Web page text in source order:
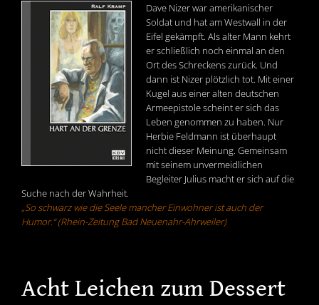
Dave Nizer war amerikanischer
Soldat und hat am Westwall in der
Eifel gekämpft. Als alter Mann kehrt
er schließlich noch einmal an den
Ort des Schreckens zurück. Und
dann ist Nizer plötzlich tot. Mit einer
Kugel aus einer alten deutschen
Armeepistole scheint er sich das
Leben genommen zu haben. Nur
Herbie Feldmann ist überhaupt
nicht dieser Meinung. Gemeinsam
mit seinem unvermeidlichen
Begleiter Julius macht er sich auf die
Suche nach der Wahrheit.
„So schwarz wie die Seele mancher Einwohner ist auch der
Humor.“ (Rhein-Zeitung Bad Neuenahr-Ahrweiler)
Acht Leichen zum Dessert